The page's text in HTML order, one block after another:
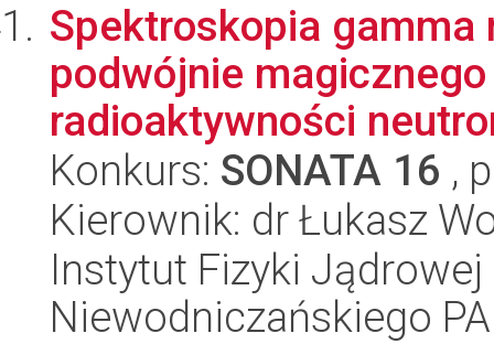
Spektroskopia gamma
podwójnie
radioaktywności
Konkurs: SONATA 16 ,
Kierownik: dr Łukasz
Instytut Fizyki
Niewodniczańskiego